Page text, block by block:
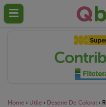
Home › Utile › Desene De Colorat ›